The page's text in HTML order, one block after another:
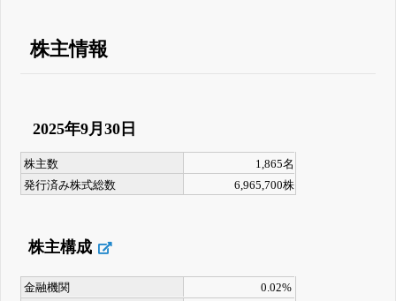
株主情報
2025年9月30日
株主数
1,865名
発行済み株式総数
6,965,700株
株主構成
金融機関
0.02%